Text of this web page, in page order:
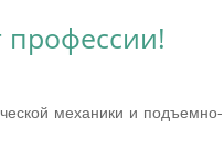
профессии!
механики и подъемно-